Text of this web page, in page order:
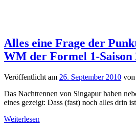
Alles eine Frage der
WM der Formel 1-Saison
Veröffentlicht am 26. September 2010 von
Das Nachtrennen von Singapur haben
eines gezeigt: Dass (fast) noch alles drin
Weiterlesen